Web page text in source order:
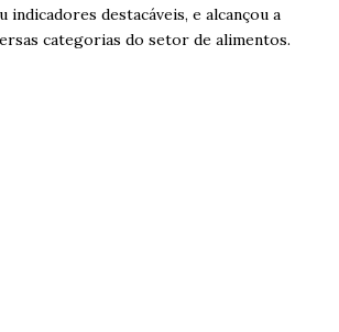
destacáveis, e alcançou a
categorias do setor de alimentos.